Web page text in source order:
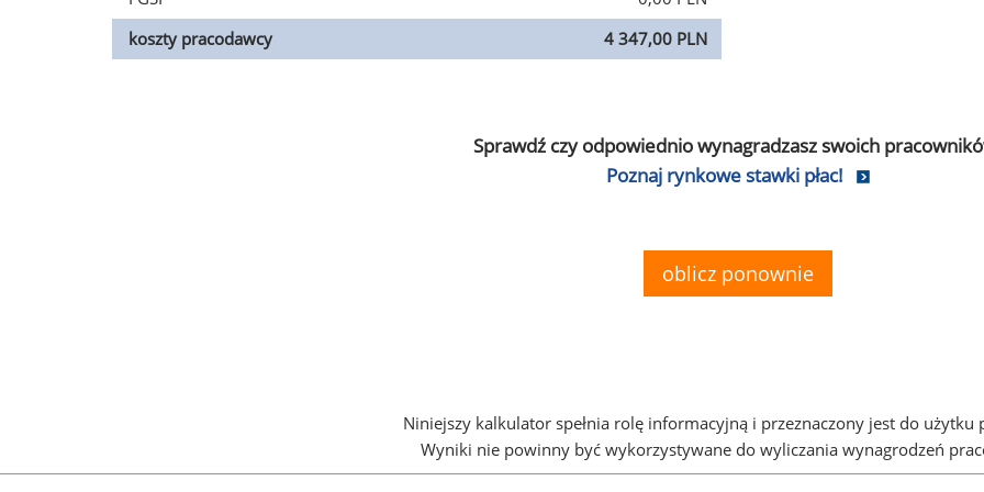
koszty pracodawcy
4 347,00 PLN
Sprawdź czy odpowiednio wynagradzasz swoich
Poznaj rynkowe stawki płac!
oblicz ponownie
Niniejszy kalkulator spełnia rolę informacyjną i przeznaczony jest do użytku
Wyniki nie powinny być wykorzystywane do wyliczania wynagrodzeń